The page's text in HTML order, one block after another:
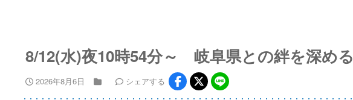
8/12(水)夜10時54分～ 岐阜県との絆を深める
2026年8月6日 シェアする